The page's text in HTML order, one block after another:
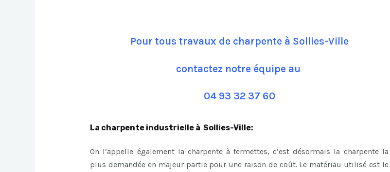
Pour tous travaux de charpente à Sollies-Ville
contactez notre équipe au
04 93 32 37 60
La charpente industrielle à Sollies-Ville:
On l’appelle également la charpente à fermettes, c’est désormais la charpente la
plus demandée en majeur partie pour une raison de coût. Le matériau utilisé est le